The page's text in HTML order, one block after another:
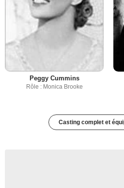
Peggy Cummins
Rôle : Monica Brooke
Casting complet et